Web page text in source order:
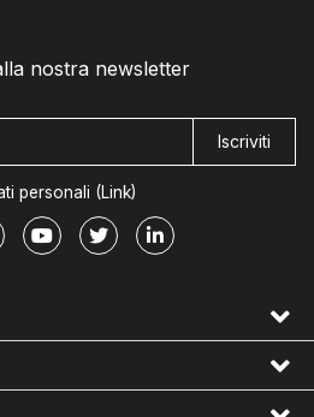
nostra newsletter
Iscriviti
personali (Link)